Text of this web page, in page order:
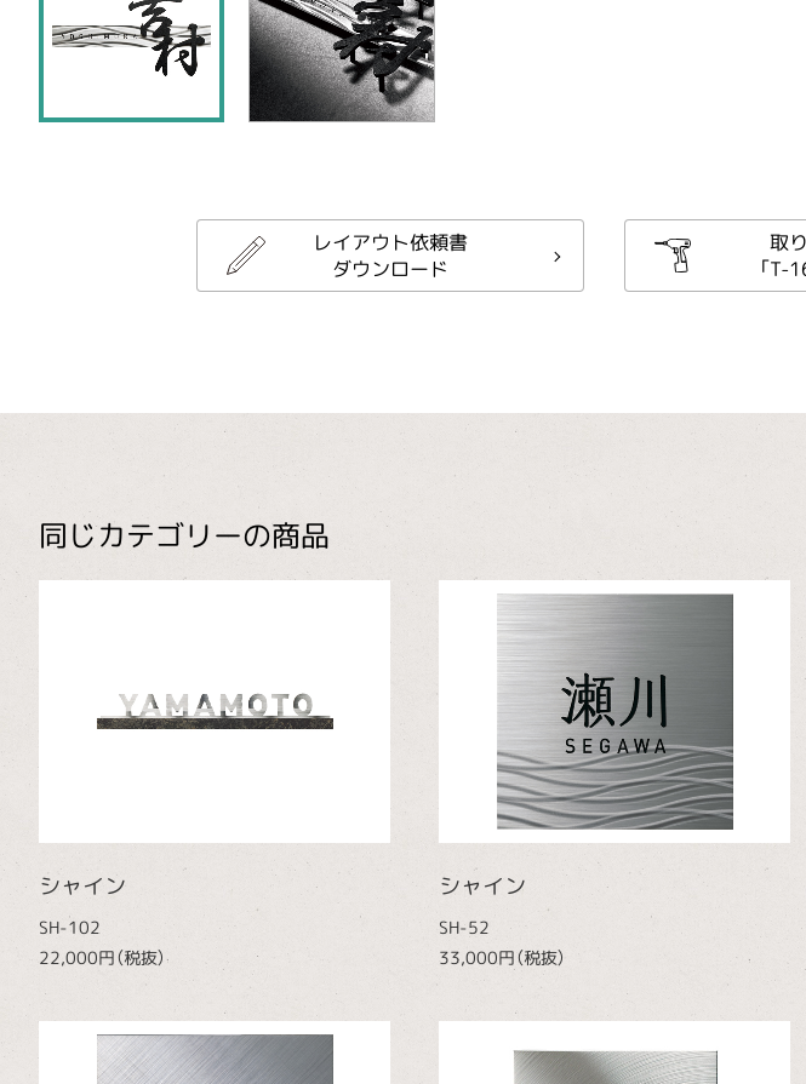
レイアウト依頼書
ダウンロード
取
「T-
同じカテゴリーの商品
シャイン
SH-102
22,000円（税抜）
シャイン
SH-52
33,000円（税抜）